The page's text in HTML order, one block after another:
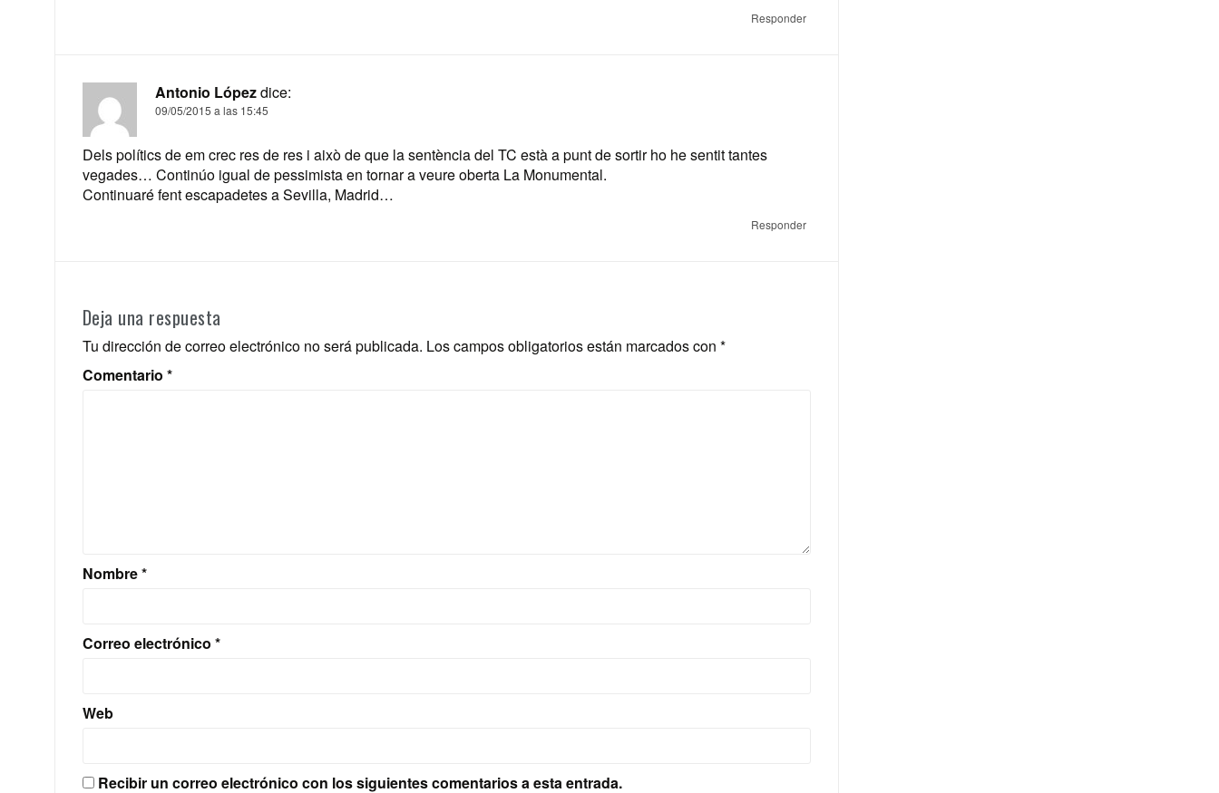
Responder
Antonio Lópezdice:
09/05/2015 a las 15:45
Dels polítics de em crec res de res i això de que la sentència del TC està a punt de sortir ho he sentit tantes
vegades… Continúo igual de pessimista en tornar a veure oberta La Monumental.
Continuaré fent escapadetes a Sevilla, Madrid…
Responder
Deja una respuesta
Tu dirección de correo electrónico no será publicada. Los campos obligatorios están marcados con *
Comentario *
Nombre*
Correo electrónico *
Web
Recibir un correo electrónico con los siguientes comentarios a esta entrada.